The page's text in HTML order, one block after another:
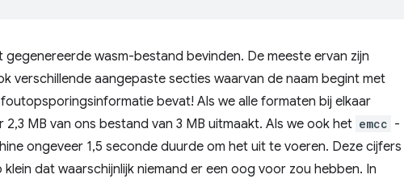
wasm-bestand bevinden. De meeste ervan zijn
verschillende aangepaste secties waarvan de naam begint met
bevat! Als we alle formaten bij elkaar
MB van ons bestand van 3 MB uitmaakt. Als we ook het emcc -
ongeveer 1,5 seconde duurde om het uit te voeren. Deze cijfers
dat waarschijnlijk niemand er een oog voor zou hebben. In